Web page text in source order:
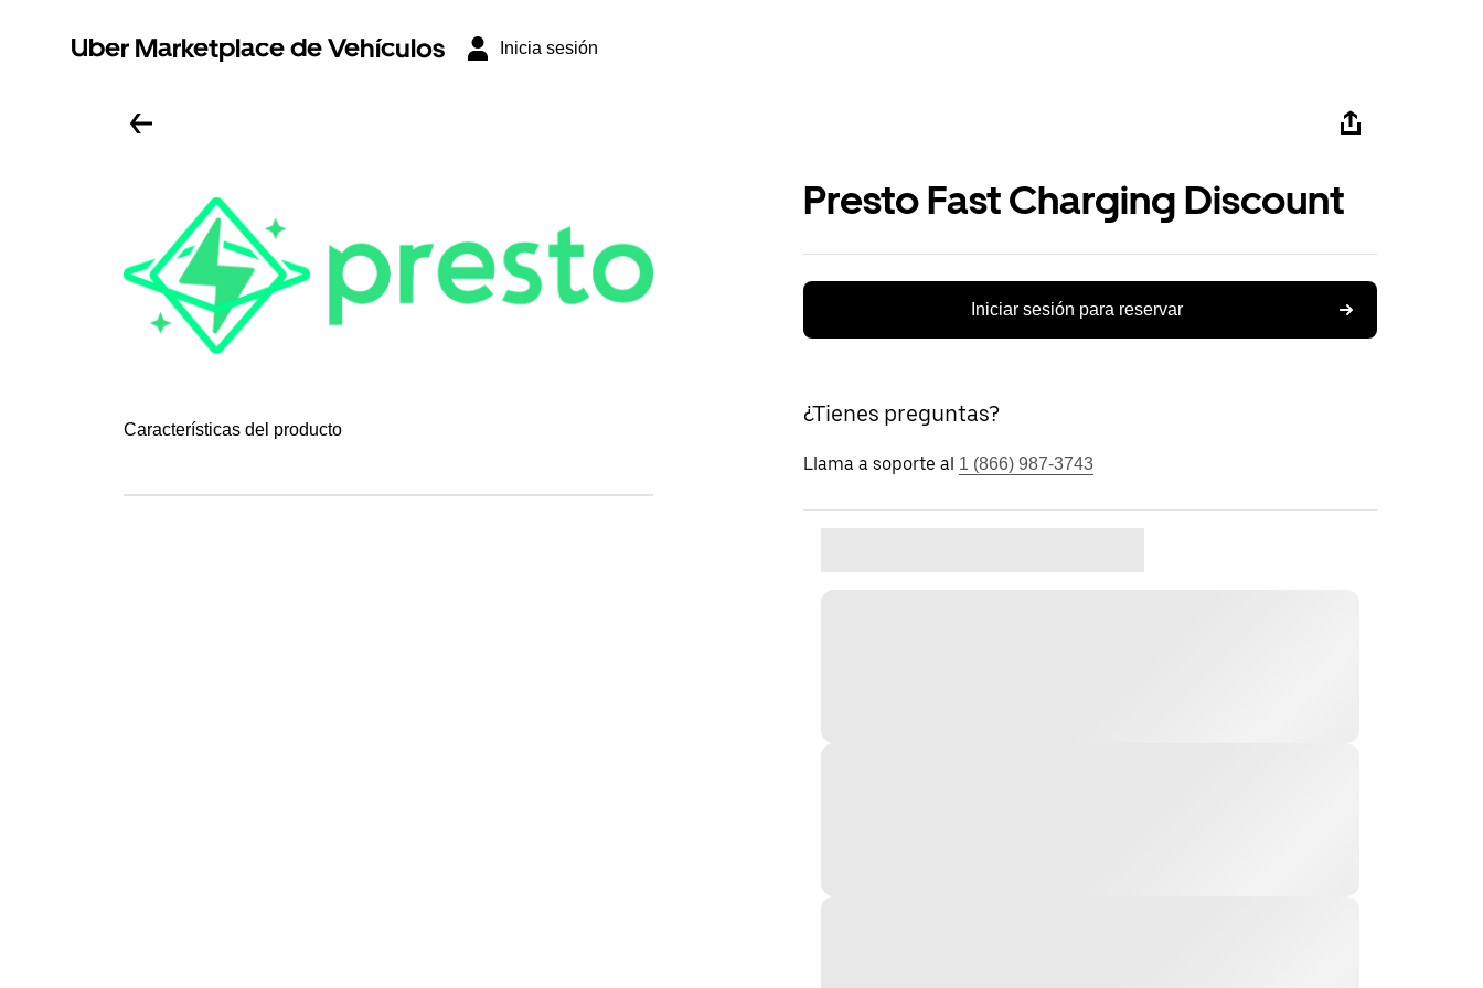
Uber Marketplace de Vehículos Inicia sesión
Características del producto
Presto Fast Charging Discount
Iniciar sesión para reservar
¿Tienes preguntas?
Llama a soporte al 1 (866) 987-3743